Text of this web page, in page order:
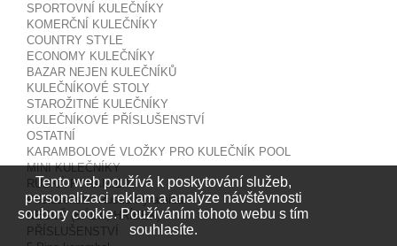
SPORTOVNÍ KULEČNÍKY
KOMERČNÍ KULEČNÍKY
COUNTRY STYLE
ECONOMY KULEČNÍKY
BAZAR NEJEN KULEČNÍKŮ
KULEČNÍKOVÉ STOLY
STAROŽITNÉ KULEČNÍKY
KULEČNÍKOVÉ PŘÍSLUŠENSTVÍ
OSTATNÍ
KARAMBOLOVÉ VLOŽKY PRO KULEČNÍK POOL
MINI KULEČNÍKY
RUSKÁ PYRAMIDA
Příslušenství Ruská Pyramida
NEGUŠ (BÁBA, HŘÍBEK)
PŘÍSLUŠENSTVÍ
Tento web používá k poskytování služeb,
personalizaci reklam a analýze návštěvnosti
soubory cookie. Používáním tohoto webu s tím
souhlasíte.